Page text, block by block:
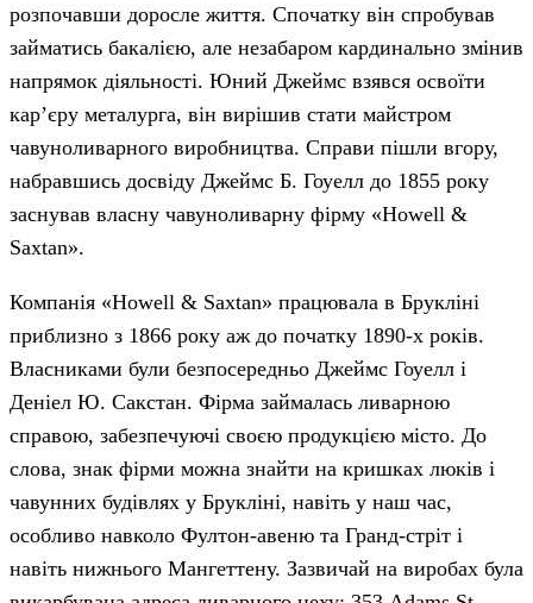
розпочавши доросле життя. Спочатку він спробував
займатись бакалією, але незабаром кардинально змінив
напрямок діяльності. Юний Джеймс взявся освоїти
кар’єру металурга, він вирішив стати майстром
чавуноливарного виробництва. Справи пішли вгору,
набравшись досвіду Джеймс Б. Гоуелл до 1855 року
заснував власну чавуноливарну фірму «Howell &
Saxtan».
Компанія «Howell & Saxtan» працювала в Брукліні
приблизно з 1866 року аж до початку 1890-х років.
Власниками були безпосередньо Джеймс Гоуелл і
Деніел Ю. Сакстан. Фірма займалась ливарною
справою, забезпечуючі своєю продукцією місто. До
слова, знак фірми можна знайти на кришках люків і
чавунних будівлях у Брукліні, навіть у наш час,
особливо навколо Фултон-авеню та Гранд-стріт і
навіть нижнього Мангеттену. Зазвичай на виробах була